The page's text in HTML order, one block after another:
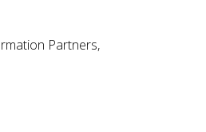
Partners,